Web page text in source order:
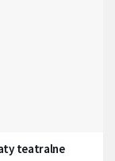
teatralne